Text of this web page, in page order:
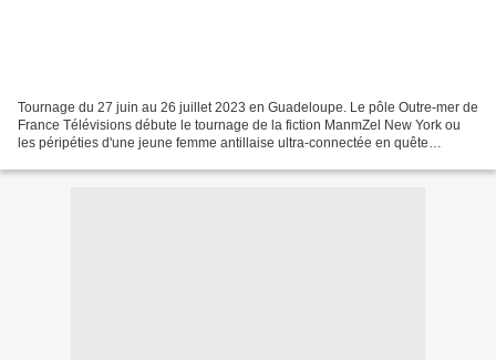
Tournage du 27 juin au 26 juillet 2023 en Guadeloupe. Le pôle Outre-mer de
France Télévisions débute le tournage de la fiction ManmZel New York ou
les péripéties d'une jeune femme antillaise ultra-connectée en quête